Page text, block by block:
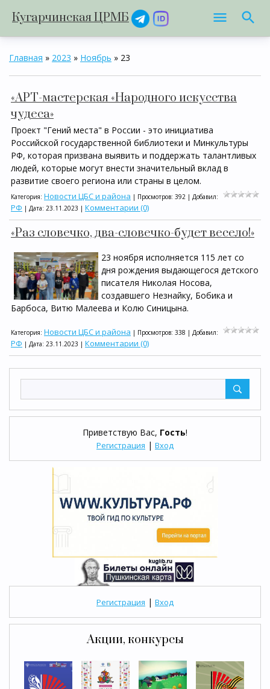
Кугарчинская ЦРМБ
Приветствую Вас, Гость!
Регистрация | Вход
Регистрация | Вход
Акции, конкурсы
Главная » 2023 » Ноябрь » 23
«АРТ-мастерская «Народного искусства
чудеса»
Проект "Гений места" в России - это инициатива
Российской государственной библиотеки и Минкультуры
РФ, которая призвана выявить и поддержать талантливых
людей, которые могут внести значительный вклад в
развитие своего региона или страны в целом.
Категория: Новости ЦБС и района | Просмотров: 392 | Добавил:
РФ | Дата: 23.11.2023 | Комментарии (0)
«Раз словечко, два-словечко-будет весело!»
23 ноября исполняется 115 лет со
дня рождения выдающегося детского
писателя Николая Носова,
создавшего Незнайку, Бобика и
Барбоса, Витю Малеева и Колю Синицына.
Категория: Новости ЦБС и района | Просмотров: 338 | Добавил:
РФ | Дата: 23.11.2023 | Комментарии (0)